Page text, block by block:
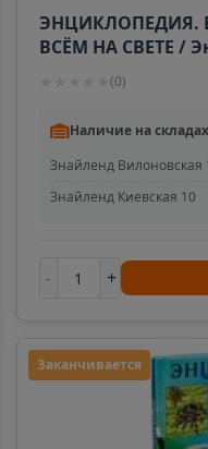
ЭНЦИКЛОПЕДИЯ.
ВСЁМ НА СВЕТЕ /
знаний. изд-во:
(0)
Наличие на
Знайленд Вилоновская
Знайленд Киевская 10
- +
Заканчивается